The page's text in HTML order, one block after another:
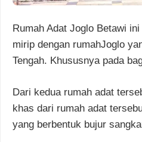
Rumah Adat Joglo Betawi
mirip dengan rumahJoglo
Tengah. Khususnya pada
Dari kedua rumah adat
khas dari rumah adat
yang berbentuk bujur